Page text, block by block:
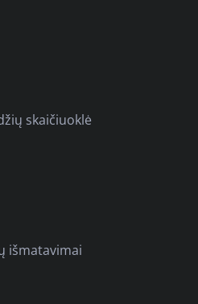
skaičiuoklė
išmatavimai